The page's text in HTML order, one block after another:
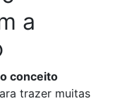
a
conceito
trazer muitas